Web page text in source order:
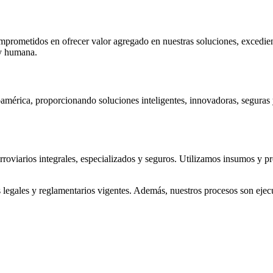
en ofrecer valor agregado en nuestras soluciones,
humana.
proporcionando soluciones inteligentes, innovadoras,
integrales, especializados y seguros. Utilizamos insumos y
y reglamentarios vigentes. Además, nuestros procesos son